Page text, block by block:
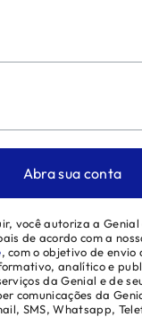
Abra sua conta
você autoriza a Genial
de acordo com a
, com o objetivo de envio
analítico e
da Genial e de
comunicações da
SMS, Whatsapp,